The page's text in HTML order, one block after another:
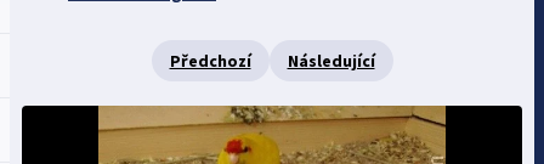
Předchozí Následující